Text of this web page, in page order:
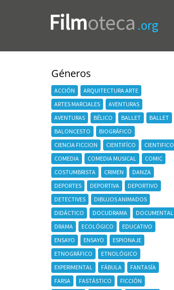
Filmoteca .org
Géneros
ACCIÓN
ARQUITECTURA ARTE
ARTES MARCIALES
AVENTURAS
AVENTURAS
BÉLICO BALLET
BALLET
BALONCESTO
BIOGRÁFICO
CIENCIA FICCION
CIENTIFÍCO
CIENTIFICO
COMEDIA
COMEDIA MUSICAL
COMIC
COSTUMBRISTA
CRIMEN
DANZA
DEPORTES
DEPORTIVA
DEPORTIVO
DETECTIVES
DIBUJOS ANIMADOS
DIDÁCTICO
DOCUDRAMA
DOCUMENTAL
DRAMA
ECOLÓGICO
EDUCATIVO
ENSAYO
ENSAYO
ESPIONAJE
ETNOGRÁFICO
ETNOLÓGICO
EXPERIMENTAL
FÁBULA
FANTASÍA
FARSA
FASTÁSTICO
FICCIÓN